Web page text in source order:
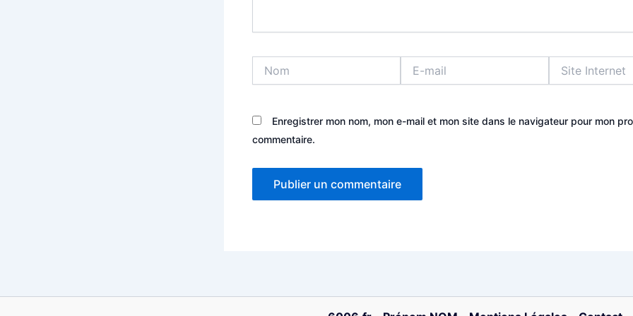
mail
Internet
Enregistrer mon nom, mon e-mail et mon site dans le navigateur pour mon
commentaire.